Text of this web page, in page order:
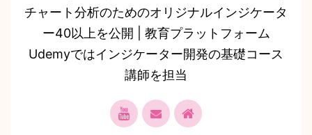
チャート分析のためのオリジナルインジケータ
ー40以上を公開 | 教育プラットフォーム
Udemyではインジケーター開発の基礎コース
講師を担当